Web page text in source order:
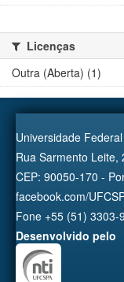
Licenças
Outra (Aberta) (1)
Universidade
Rua Sarmento Leite,
CEP: 90050-170 -
facebook.com/
Fone +55 (51) 3303-
Desenvolvido pelo